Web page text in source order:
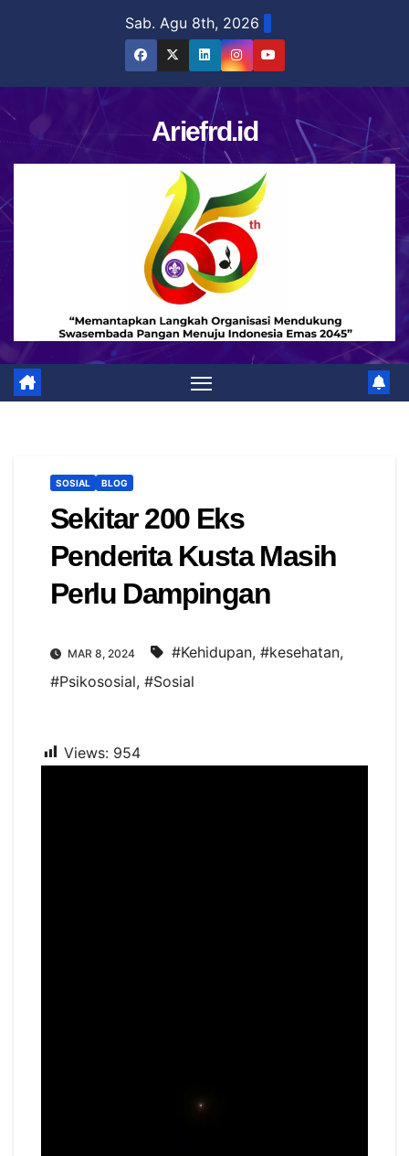
Sab. Agu 8th, 2026
Ariefrd.id
SOSIAL BLOG
Sekitar 200 Eks
Penderita Kusta Masih
Perlu Dampingan
MAR 8, 2024 #Kehidupan, #kesehatan,
#Psikososial, #Sosial
Views: 954